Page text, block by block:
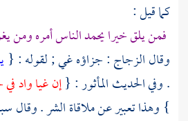
كما قيل :
فمن يلق خيرا يحمد الناس أمره ومن
وقالالزجاج: جزاؤه غي ; لقوله : {
. وفي الحديث المأثور : {إن غيا واد
} وهذا تعبير عن ملاقاة الشر . وقال